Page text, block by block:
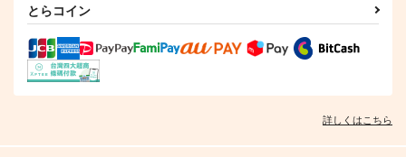
シンクロ4
森羅万象
1,572円（税込）
嫌な顔されながらおパ
ンツ見せてもらいたい
２ Blu-ray 限定版
虎の穴
嫌な顔されながらおパ
ンツ見せてもらいた
い Blu-ray 限定版
虎の穴
サンプル
とらコイン
詳しくはこちら